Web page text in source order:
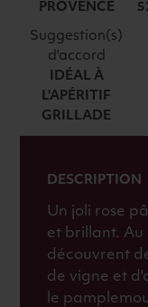
PROVENCE
Suggestion(s)
d'accord
IDÉAL À
L'APÉRITIF
GRILLADE
DESCRIPTION
Un joli rose
et brillant. Au
découvrent
de vigne et
le